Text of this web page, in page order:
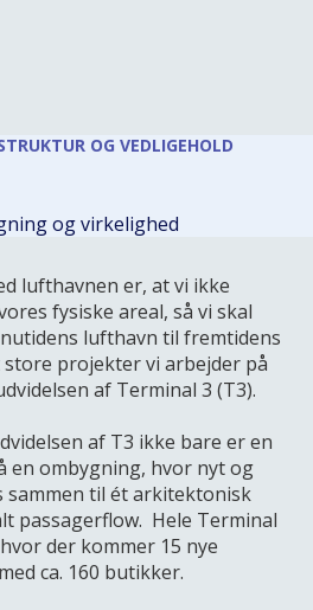
OG VEDLIGEHOLD
og virkelighed
lufthavnen er, at vi ikke
fysiske areal, så vi skal
lufthavn til fremtidens
projekter vi arbejder på
af Terminal 3 (T3).
af T3 ikke bare er en
en ombygning, hvor nyt og
sammen til ét arkitektonisk
passagerflow. Hele Terminal
der kommer 15 nye
ca. 160 butikker.